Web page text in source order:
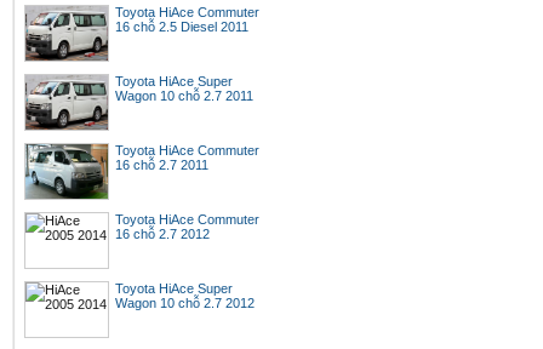
Toyota HiAce Commuter
16 chỗ 2.5 Diesel 2011
Toyota HiAce Super
Wagon 10 chỗ 2.7 2011
Toyota HiAce Commuter
16 chỗ 2.7 2011
Toyota HiAce Commuter
16 chỗ 2.7 2012
Toyota HiAce Super
Wagon 10 chỗ 2.7 2012